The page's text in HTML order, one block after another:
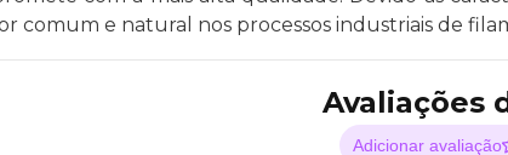
comum e natural nos processos industriais de
Avaliações
Adicionar avaliação